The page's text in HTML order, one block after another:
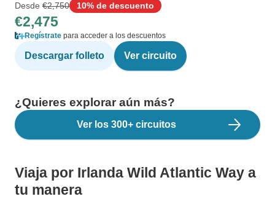
Desde €2,750 10% de descuento
€2,475
Regístrate para acceder a los descuentos
Descargar folleto Ver circuito
¿Quieres explorar aún más?
Ver los 300+ circuitos
Viaja por Irlanda Wild Atlantic Way a
tu manera